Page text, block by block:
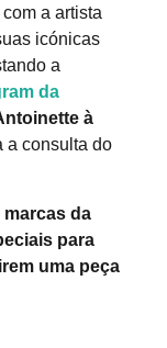
a artista
icónicas
a
da
à
a consulta do
marcas da
para
uma peça